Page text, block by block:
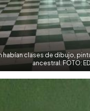
habían clases de dibujo,
ancestral. FOTO: